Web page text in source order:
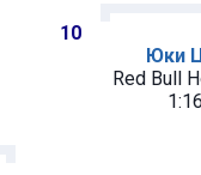
10
Юки
Red Bull